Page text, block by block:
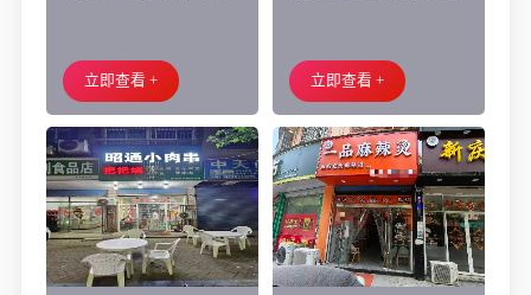
培训班带生源转让
立即查看 +
庄、空店铺转让
立即查看 +